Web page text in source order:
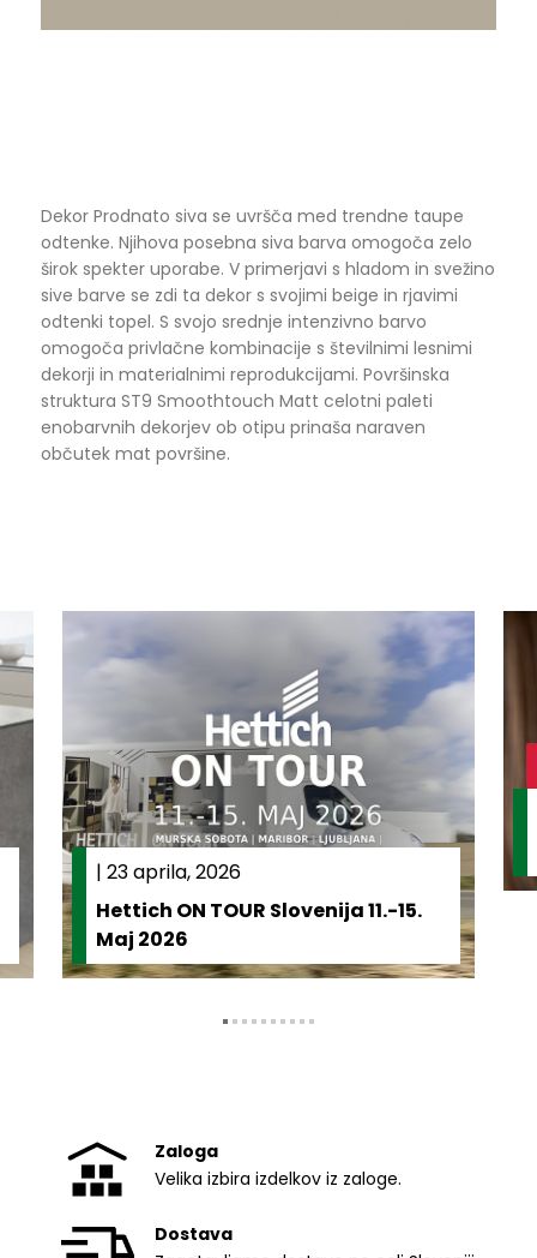
Dekor Prodnato siva se uvršča med trendne taupe
odtenke. Njihova posebna siva barva omogoča zelo
širok spekter uporabe. V primerjavi s hladom in svežino
sive barve se zdi ta dekor s svojimi beige in rjavimi
odtenki topel. S svojo srednje intenzivno barvo
omogoča privlačne kombinacije s številnimi lesnimi
dekorji in materialnimi reprodukcijami. Površinska
struktura ST9 Smoothtouch Matt celotni paleti
enobarvnih dekorjev ob otipu prinaša naraven
občutek mat površine.
| 23 aprila, 2026
Hettich ON TOUR Slovenija 11.-15.
Maj 2026
Zaloga
Velika izbira izdelkov iz zaloge.
Dostava